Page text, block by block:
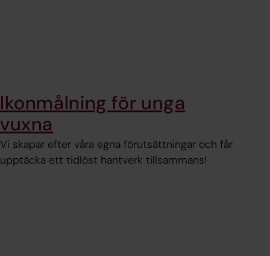
Ikonmålning för unga
vuxna
Vi skapar efter våra egna förutsättningar och får
upptäcka ett tidlöst hantverk tillsammans!